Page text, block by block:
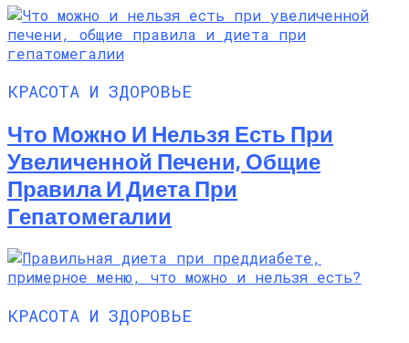
КРАСОТА И ЗДОРОВЬЕ
Что Можно И Нельзя Есть При
Увеличенной Печени, Общие
Правила И Диета При
Гепатомегалии
КРАСОТА И ЗДОРОВЬЕ